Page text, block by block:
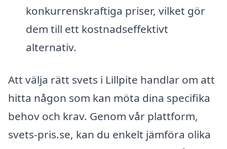
konkurrenskraftiga priser, vilket gör
dem till ett kostnadseffektivt
alternativ.
Att välja rätt svets i Lillpite handlar om att
hitta någon som kan möta dina specifika
behov och krav. Genom vår plattform,
svets-pris.se, kan du enkelt jämföra olika